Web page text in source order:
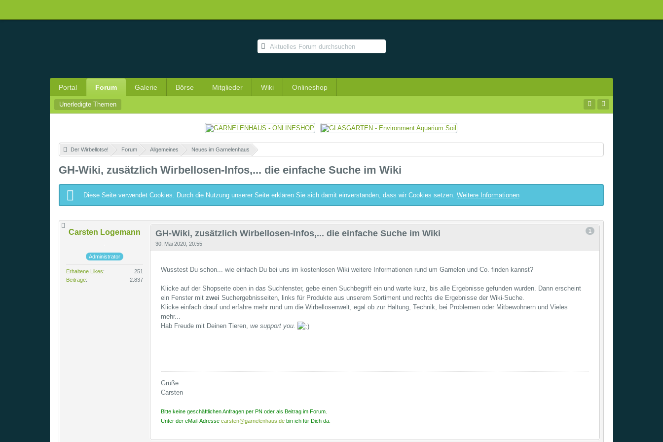
Portal Forum Galerie Börse Mitglieder Wiki Onlineshop
Unerledigte Themen
Der Wirbellotse! Forum» Allgemeines Neues im Garnelenhaus
GH-Wiki, zusätzlich Wirbellosen-Infos,... die einfache Suche im Wiki
Diese Seite verwendet Cookies. Durch die Nutzung unserer Seite erklären Sie sich damit einverstanden, dass wir Cookies setzen. Weitere Informationen
Carsten Logemann
Administrator
Erhaltene Likes
251
Beiträge
2.837
1
GH-Wiki, zusätzlich Wirbellosen-Infos,... die einfache Suche im Wiki
30. Mai 2020, 20:55
Wusstest Du schon... wie einfach Du bei uns im kostenlosen Wiki weitere Informationen rund um Garnelen und Co. finden kannst?
Klicke auf der Shopseite oben in das Suchfenster, gebe einen Suchbegriff ein und warte kurz, bis alle Ergebnisse gefunden wurden. Dann erscheint
ein Fenster mit zwei Suchergebnisseiten, links für Produkte aus unserem Sortiment und rechts die Ergebnisse der Wiki-Suche.
Klicke einfach drauf und erfahre mehr rund um die Wirbellosenwelt, egal ob zur Haltung, Technik, bei Problemen oder Mitbewohnern und Vieles
mehr...
Hab Freude mit Deinen Tieren, we support you.
Grüße
Carsten
Bitte keine geschäftlichen Anfragen per PN oder als Beitrag im Forum.
Unter der eMail-Adresse carsten@garnelenhaus.debin ich für Dich da.